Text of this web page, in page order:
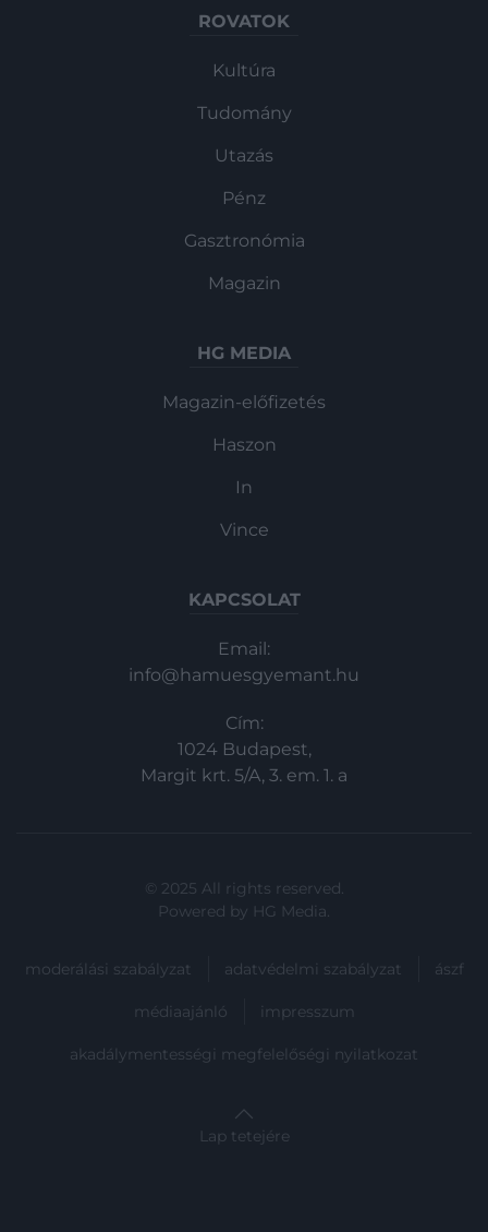
ROVATOK
Kultúra
Tudomány
Utazás
Pénz
Gasztronómia
Magazin
HG MEDIA
Magazin-előfizetés
Haszon
In
Vince
KAPCSOLAT
Email:
info@hamuesgyemant.hu
Cím:
1024 Budapest,
Margit krt. 5/A, 3. em. 1. a
© 2025 All rights reserved.
Powered by HG Media.
moderálási szabályzat adatvédelmi szabályzat ászf
médiaajánló impresszum
akadálymentességi megfelelőségi nyilatkozat
Lap tetejére